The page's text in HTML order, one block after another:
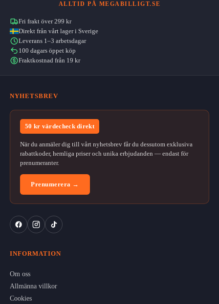
ALLTID PÅ MEGABILLIGT.SE
Fri frakt över 299 kr
Direkt från vårt lager i Sverige
Leverans 1–3 arbetsdagar
100 dagars öppet köp
Fraktkostnad från 19 kr
NYHETSBREV
50 kr värdecheck direkt
När du anmäler dig till vårt nyhetsbrev får du dessutom exklusiva
rabattkoder, hemliga priser och unika erbjudanden — endast för
prenumeranter.
Prenumerera →
INFORMATION
Om oss
Allmänna villkor
Cookies